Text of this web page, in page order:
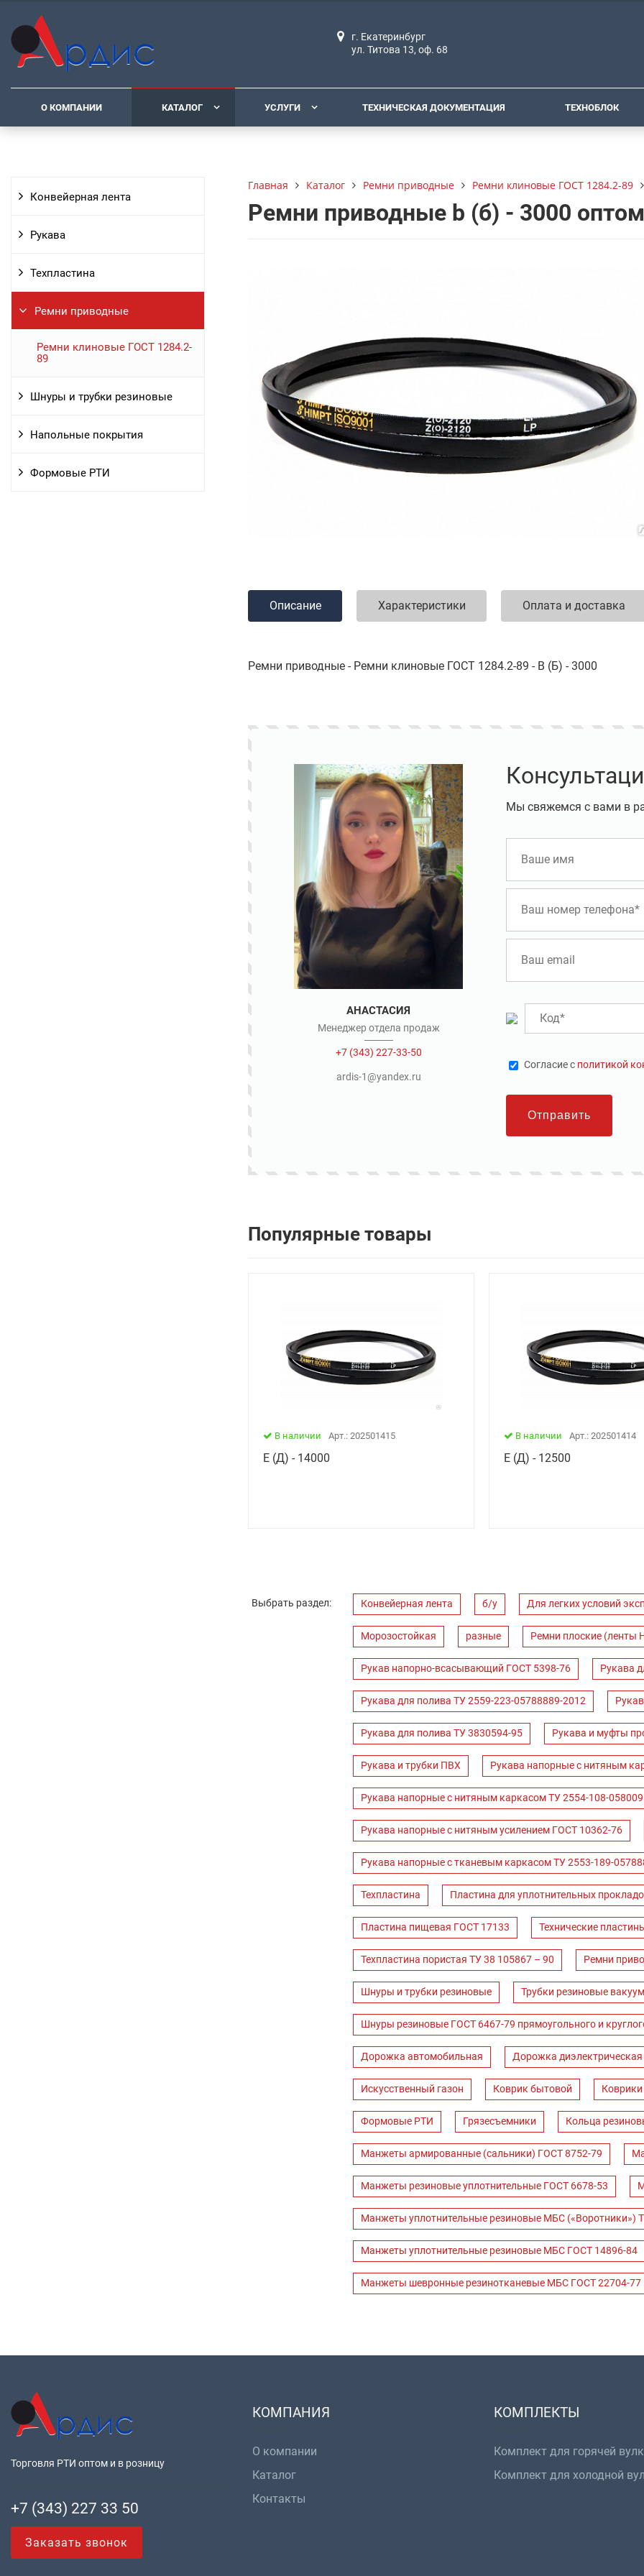
г. Екатеринбург
ул. Титова 13, оф. 68
О КОМПАНИИ КАТАЛОГ УСЛУГИ ТЕХНИЧЕСКАЯ ДОКУМЕНТАЦИЯ ТЕХНОБЛОК
Конвейерная лента
Рукава
Техпластина
Ремни приводные
Ремни клиновые ГОСТ 1284.2-
89
Шнуры и трубки резиновые
Напольные покрытия
Формовые РТИ
Главная Каталог Ремни приводные Ремни клиновые ГОСТ 1284.2-89
Ремни приводные b (б) - 3000 оптом
Описание Характеристики Оплата и доставка
Ремни приводные - Ремни клиновые ГОСТ 1284.2-89 - B (Б) - 3000
АНАСТАСИЯ
Менеджер отдела продаж
+7 (343) 227-33-50
ardis-1@yandex.ru
Мы свяжемся с вами в
Cогласие с политикой
Отправить
Популярные товары
В наличии Арт.: 202501415
Е (Д) - 14000
В наличии Арт.: 202501414
Е (Д) - 12500
Выбрать раздел: Конвейерная лента б/у Для легких условий
Морозостойкая разные Ремни плоские (ленты
Рукав напорно-всасывающий ГОСТ 5398-76 Рукава
Рукава для полива ТУ 2559-223-05788889-2012
Рукава для полива ТУ 3830594-95 Рукава и муфты
Рукава и трубки ПВХ Рукава напорные с нитяным
Рукава напорные с нитяным каркасом ТУ 2554-108-
Рукава напорные с нитяным усилением ГОСТ 10362-76
Рукава напорные с тканевым каркасом ТУ 2553-189-
Техпластина Пластина для уплотнительных
Пластина пищевая ГОСТ 17133 Технические
Техпластина пористая ТУ 38 105867 – 90 Ремни
Шнуры и трубки резиновые Трубки резиновые
Шнуры резиновые ГОСТ 6467-79 прямоугольного и
Дорожка автомобильная Дорожка диэлектрическая
Искусственный газон Коврик бытовой Коврики
Формовые РТИ Грязесъемники Кольца
Манжеты армированные (сальники) ГОСТ 8752-79
Манжеты резиновые уплотнительные ГОСТ 6678-53
Манжеты уплотнительные резиновые МБС («Воротники»)
Манжеты уплотнительные резиновые МБС ГОСТ 14896-84
Манжеты шевронные резинотканевые МБС ГОСТ 22704-77
Торговля РТИ оптом и в розницу
+7 (343) 227 33 50
Заказать звонок
КОМПАНИЯ
О компании
Каталог
Контакты
КОМПЛЕКТЫ
Комплект для горячей
Комплект для холодной